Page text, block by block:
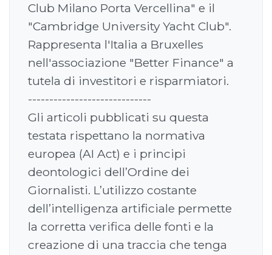
Club Milano Porta Vercellina" e il
"Cambridge University Yacht Club".
Rappresenta l'Italia a Bruxelles
nell'associazione "Better Finance" a
tutela di investitori e risparmiatori.
-----------------------------
Gli articoli pubblicati su questa
testata rispettano la normativa
europea (AI Act) e i principi
deontologici dell’Ordine dei
Giornalisti. L’utilizzo costante
dell’intelligenza artificiale permette
la corretta verifica delle fonti e la
creazione di una traccia che tenga